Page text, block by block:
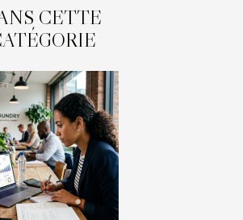
CETTE